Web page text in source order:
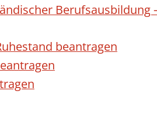
Berufsausbildung
beantragen